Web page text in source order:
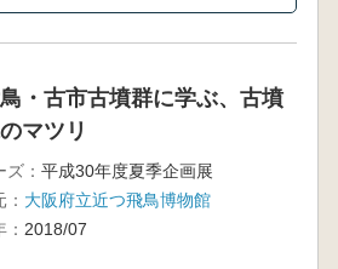
・古市古墳群に学ぶ、古墳
マツリ
： 平成30年度夏季企画展
大阪府立近つ飛鳥博物館
2018/07